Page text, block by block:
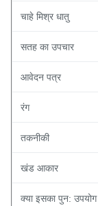
चाहे मिश्र धातु
सतह का उपचार
आवेदन पत्र
रंग
तकनीकी
खंड आकार
क्या इसका पुन: उपयोग